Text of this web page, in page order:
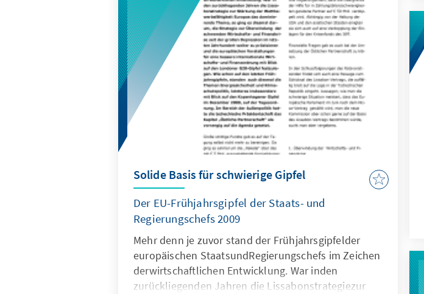
Solide Basis für schwierige Gipfel
Der EU-Frühjahrsgipfel der Staats- und
Regierungschefs 2009
Mehr denn je zuvor stand der Frühjahrsgipfelder
europäischen StaatsundRegierungschefs im Zeichen
derwirtschaftlichen Entwicklung. War inden
zurückliegenden Jahren die Lissabonstrategiezur